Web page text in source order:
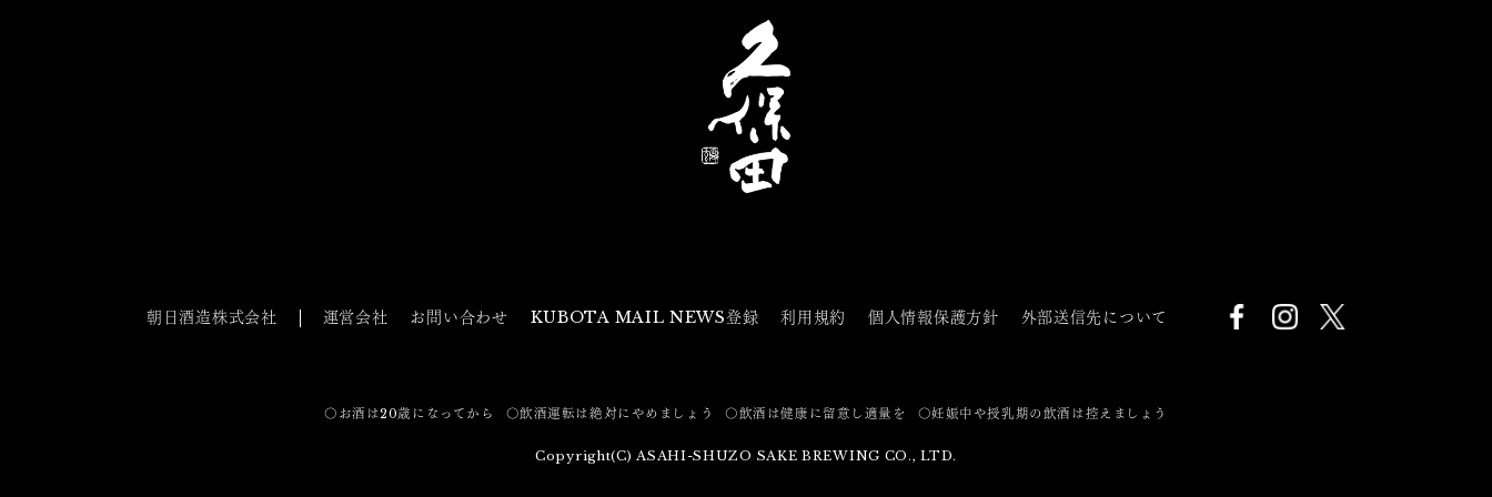
朝日酒造株式会社 運営会社 お問い合わせ KUBOTA MAIL NEWS登録 利用規約 個人情報保護方針 外部送信先について
〇お酒は20歳になってから 〇飲酒運転は絶対にやめましょう 〇飲酒は健康に留意し適量を 〇妊娠中や授乳期の飲酒は控えましょう
Copyright(C) ASAHI-SHUZO SAKE BREWING CO., LTD.